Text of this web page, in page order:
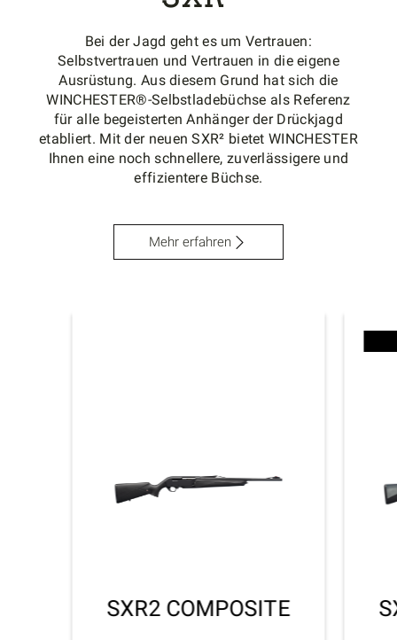
Bei der Jagd geht es um Vertrauen:
Selbstvertrauen und Vertrauen in die eigene
Ausrüstung. Aus diesem Grund hat sich die
WINCHESTER®-Selbstladebüchse als Referenz
für alle begeisterten Anhänger der Drückjagd
etabliert. Mit der neuen SXR² bietet WINCHESTER
Ihnen eine noch schnellere, zuverlässigere und
effizientere Büchse.
Mehr erfahren
SXR2 COMPOSITE